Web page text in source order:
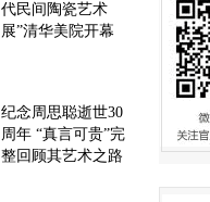
代民间陶瓷艺术
展”清华美院开幕
纪念周思聪逝世30
周年 “真言可贵”完
整回顾其艺术之路